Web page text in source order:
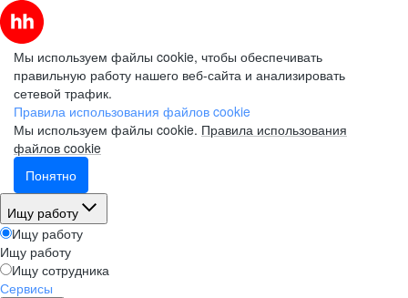
Мы используем файлы cookie, чтобы обеспечивать
правильную работу нашего веб-сайта и анализировать
сетевой трафик.
Правила использования файлов cookie
Мы используем файлы cookie. Правила использования
файлов cookie
Понятно
Ищу работу
Ищу работу
Ищу работу
Ищу сотрудника
Сервисы